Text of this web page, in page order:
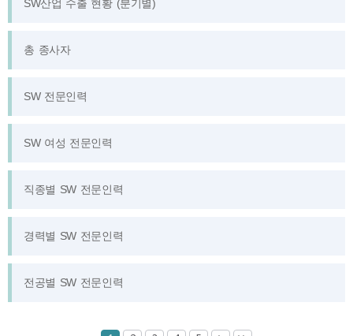
통계 DB 서비스는 원스톱
SW산업 수출 현황 (분기별)
총 종사자
SW 전문인력
SW 여성 전문인력
직종별 SW 전문인력
경력별 SW 전문인력
전공별 SW 전문인력